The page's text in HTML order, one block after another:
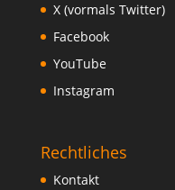
X (vormals Twitter)
Facebook
YouTube
Instagram
Rechtliches
Kontakt